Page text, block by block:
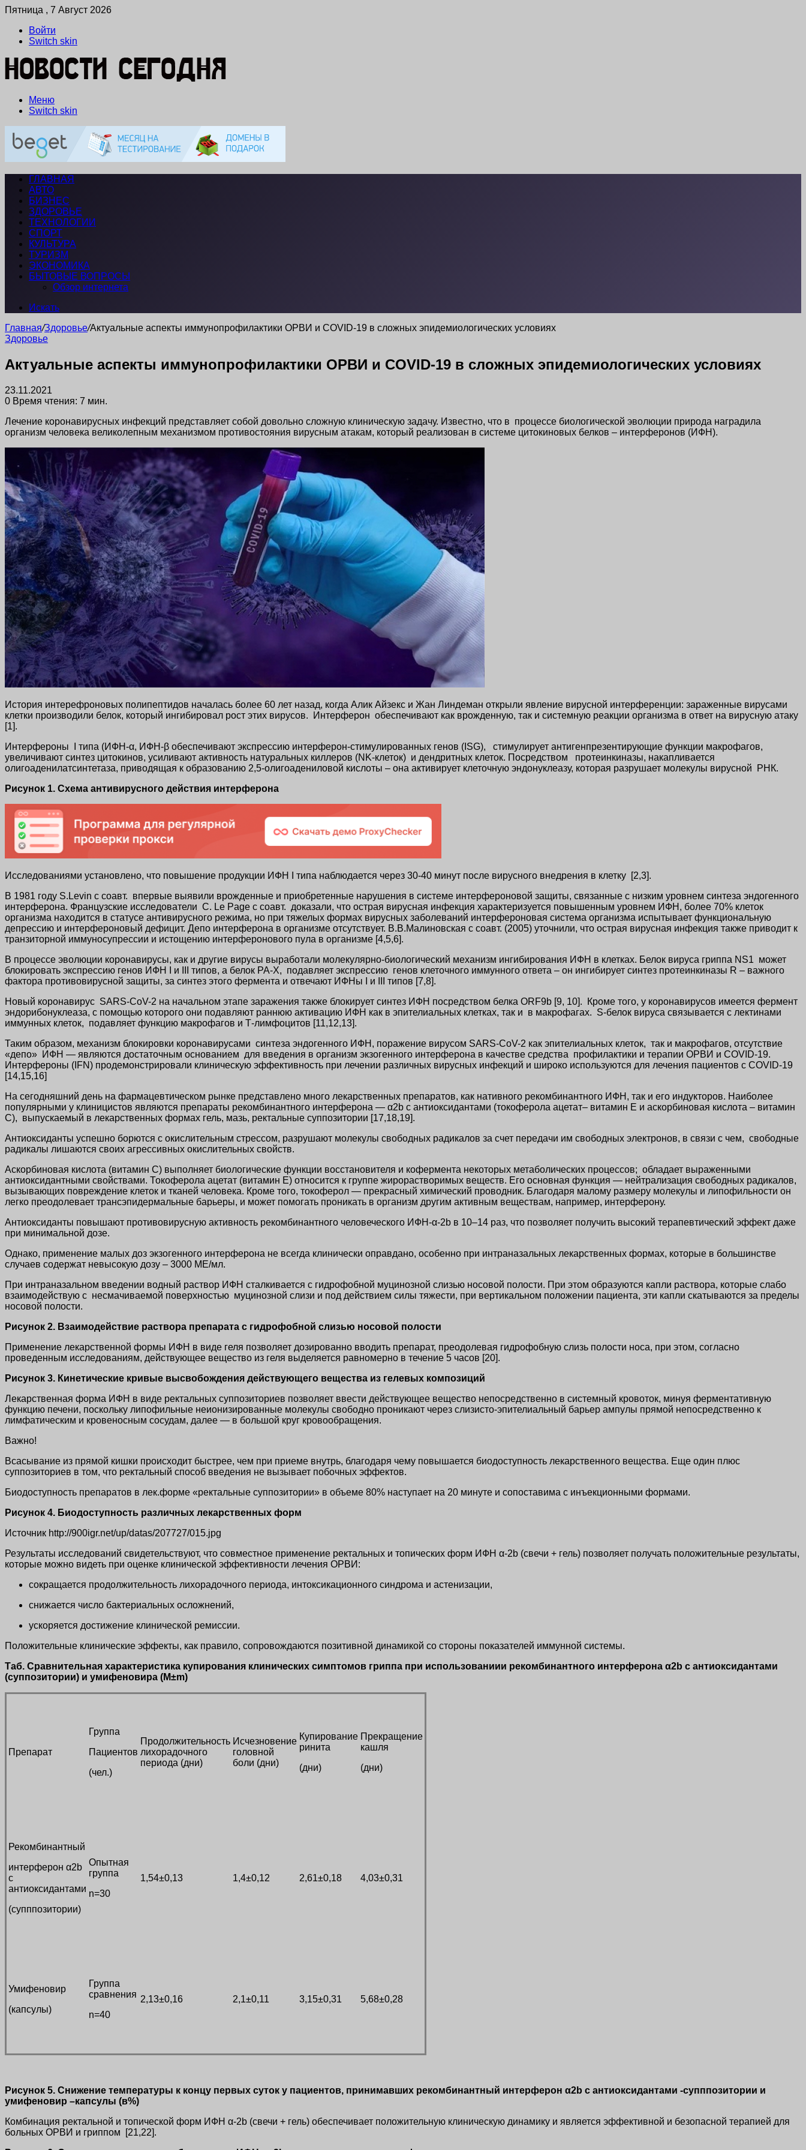
Пятница , 7 Август 2026
Войти
Switch skin
Меню
Switch skin
ГЛАВНАЯ
АВТО
БИЗНЕС
ЗДОРОВЬЕ
ТЕХНОЛОГИИ
СПОРТ
КУЛЬТУРА
ТУРИЗМ
ЭКОНОМИКА
БЫТОВЫЕ ВОПРОСЫ
Обзор интернета
Искать
Главная/Здоровье/Актуальные аспекты иммунопрофилактики ОРВИ и COVID-19 в сложных эпидемиологических условиях
Здоровье
Актуальные аспекты иммунопрофилактики ОРВИ и COVID-19 в сложных эпидемиологических условиях
23.11.2021
0 Время чтения: 7 мин.
Лечение коронавирусных инфекций представляет собой довольно сложную клиническую задачу. Известно, что в процессе биологической эволюции природа наградила
организм человека великолепным механизмом противостояния вирусным атакам, который реализован в системе цитокиновых белков – интерферонов (ИФН).
История интерефроновых полипептидов началась более 60 лет назад, когда Алик Айзекс и Жан Линдеман открыли явление вирусной интерференции: зараженные вирусами
клетки производили белок, который ингибировал рост этих вирусов. Интерферон обеспечивают как врожденную, так и системную реакции организма в ответ на вирусную атаку
[1].
Интерфероны I типа (ИФН-α, ИФН-β обеспечивают экспрессию интерферон-стимулированных генов (ISG), стимулирует антигенпрезентирующие функции макрофагов,
увеличивают синтез цитокинов, усиливают активность натуральных киллеров (NK-клеток) и дендритных клеток. Посредством протеинкиназы, накапливается
олигоаденилатсинтетаза, приводящая к образованию 2,5-олигоадениловой кислоты – она активирует клеточную эндонуклеазу, которая разрушает молекулы вирусной РНК.
Рисунок 1. Схема антивирусного действия интерферона
Исследованиями установлено, что повышение продукции ИФН I типа наблюдается через 30-40 минут после вирусного внедрения в клетку [2,3].
В 1981 году S.Levin с соавт. впервые выявили врожденные и приобретенные нарушения в системе интерфероновой защиты, связанные с низким уровнем синтеза эндогенного
интерферона. Французские исследователи C. Le Page c соавт. доказали, что острая вирусная инфекция характеризуется повышенным уровнем ИФН, более 70% клеток
организма находится в статусе антивирусного режима, но при тяжелых формах вирусных заболеваний интерфероновая система организма испытывает функциональную
депрессию и интерфероновый дефицит. Депо интерферона в организме отсутствует. В.В.Малиновская с соавт. (2005) уточнили, что острая вирусная инфекция также приводит к
транзиторной иммуносупрессии и истощению интерферонового пула в организме [4,5,6].
В процессе эволюции коронавирусы, как и другие вирусы выработали молекулярно-биологический механизм ингибирования ИФН в клетках. Белок вируса гриппа NS1 может
блокировать экспрессию генов ИФН I и III типов, а белок PA-X, подавляет экспрессию генов клеточного иммунного ответа – он ингибирует синтез протеинкиназы R – важного
фактора противовирусной защиты, за синтез этого фермента и отвечают ИФНы I и III типов [7,8].
Новый коронавирус SARS-CoV-2 на начальном этапе заражения также блокирует синтез ИФН посредством белка ORF9b [9, 10]. Кроме того, у коронавирусов имеется фермент
эндорибонуклеаза, с помощью которого они подавляют раннюю активацию ИФН как в эпителиальных клетках, так и в макрофагах. S-белок вируса связывается с лектинами
иммунных клеток, подавляет функцию макрофагов и Т-лимфоцитов [11,12,13].
Таким образом, механизм блокировки коронавирусами синтеза эндогенного ИФН, поражение вирусом SARS-CoV-2 как эпителиальных клеток, так и макрофагов, отсутствие
«депо» ИФН — являются достаточным основанием для введения в организм экзогенного интерферона в качестве средства профилактики и терапии ОРВИ и COVID-19.
Интерфероны (IFN) продемонстрировали клиническую эффективность при лечении различных вирусных инфекций и широко используются для лечения пациентов с COVID-19
[14,15,16]
На сегодняшний день на фармацевтическом рынке представлено много лекарственных препаратов, как нативного рекомбинантного ИФН, так и его индукторов. Наиболее
популярными у клиницистов являются препараты рекомбинантного интерферона — α2b с антиоксидантами (токоферола ацетат– витамин Е и аскорбиновая кислота – витамин
С), выпускаемый в лекарственных формах гель, мазь, ректальные суппозитории [17,18,19].
Антиоксиданты успешно борются с окислительным стрессом, разрушают молекулы свободных радикалов за счет передачи им свободных электронов, в связи с чем, свободные
радикалы лишаются своих агрессивных окислительных свойств.
Аскорбиновая кислота (витамин С) выполняет биологические функции восстановителя и кофермента некоторых метаболических процессов; обладает выраженными
антиоксидантными свойствами. Токоферола ацетат (витамин Е) относится к группе жирорастворимых веществ. Его основная функция — нейтрализация свободных радикалов,
вызывающих повреждение клеток и тканей человека. Кроме того, токоферол — прекрасный химический проводник. Благодаря малому размеру молекулы и липофильности он
легко преодолевает трансэпидермальные барьеры, и может помогать проникать в организм другим активным веществам, например, интерферону.
Антиоксиданты повышают противовирусную активность рекомбинантного человеческого ИФН-α-2b в 10–14 раз, что позволяет получить высокий терапевтический эффект даже
при минимальной дозе.
Однако, применение малых доз экзогенного интерферона не всегда клинически оправдано, особенно при интраназальных лекарственных формах, которые в большинстве
случаев содержат невысокую дозу – 3000 МЕ/мл.
При интраназальном введении водный раствор ИФН сталкивается с гидрофобной муцинозной слизью носовой полости. При этом образуются капли раствора, которые слабо
взаимодействую с несмачиваемой поверхностью муцинозной слизи и под действием силы тяжести, при вертикальном положении пациента, эти капли скатываются за пределы
носовой полости.
Рисунок 2. Взаимодействие раствора препарата с гидрофобной слизью носовой полости
Применение лекарственной формы ИФН в виде геля позволяет дозированно вводить препарат, преодолевая гидрофобную слизь полости носа, при этом, согласно
проведенным исследованиям, действующее вещество из геля выделяется равномерно в течение 5 часов [20].
Рисунок 3. Кинетические кривые высвобождения действующего вещества из гелевых композиций
Лекарственная форма ИФН в виде ректальных суппозиториев позволяет ввести действующее вещество непосредственно в системный кровоток, минуя ферментативную
функцию печени, поскольку липофильные неионизированные молекулы свободно проникают через слизисто-эпителиальный барьер ампулы прямой непосредственно к
лимфатическим и кровеносным сосудам, далее — в большой круг кровообращения.
Важно!
Всасывание из прямой кишки происходит быстрее, чем при приеме внутрь, благодаря чему повышается биодоступность лекарственного вещества. Еще один плюс
суппозиториев в том, что ректальный способ введения не вызывает побочных эффектов.
Биодоступность препаратов в лек.форме «ректальные суппозитории» в объеме 80% наступает на 20 минуте и сопоставима с инъекционными формами.
Рисунок 4. Биодоступность различных лекарственных форм
Источник http://900igr.net/up/datas/207727/015.jpg
Результаты исследований свидетельствуют, что совместное применение ректальных и топических форм ИФН α-2b (свечи + гель) позволяет получать положительные результаты,
которые можно видеть при оценке клинической эффективности лечения ОРВИ:
сокращается продолжительность лихорадочного периода, интоксикационного синдрома и астенизации,
снижается число бактериальных осложнений,
ускоряется достижение клинической ремиссии.
Положительные клинические эффекты, как правило, сопровождаются позитивной динамикой со стороны показателей иммунной системы.
Таб. Сравнительная характеристика купирования клинических симптомов гриппа при использованиии рекомбинантного интерферона α2b с антиоксидантами
(суппозитории) и умифеновира (M±m)
Препарат
Группа
Пациентов
(чел.)
Продолжительность
лихорадочного
периода (дни)
Исчезновение
головной
боли (дни)
Купирование
ринита
(дни)
Прекращение
кашля
(дни)
Рекомбинантный
интерферон α2b
с
антиоксидантами
(супппозитории)
Опытная
группа
n=30
1,54±0,13 1,4±0,12 2,61±0,18 4,03±0,31
Умифеновир
(капсулы)
Группа
сравнения
n=40
2,13±0,16 2,1±0,11 3,15±0,31 5,68±0,28
Рисунок 5. Снижение температуры к концу первых суток у пациентов, принимавших рекомбинантный интерферон α2b с антиоксидантами -супппозитории и
умифеновир –капсулы (в%)
Комбинация ректальной и топической форм ИФН α-2b (свечи + гель) обеспечивает положительную клиническую динамику и является эффективной и безопасной терапией для
больных ОРВИ и гриппом [21,22].